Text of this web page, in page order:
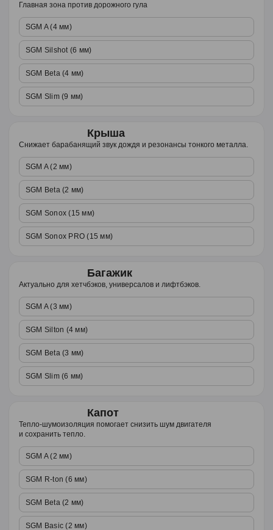
Главная зона против дорожного гула
SGM A (4 мм)
SGM Silshot (6 мм)
SGM Beta (4 мм)
SGM Slim (9 мм)
Крыша
Снижает барабанящий звук дождя и резонансы тонкого металла.
SGM A (2 мм)
SGM Beta (2 мм)
SGM Sonox (15 мм)
SGM Sonox PRO (15 мм)
Багажик
Актуально для хетчбэков, универсалов и лифтбэков.
SGM A (3 мм)
SGM Silton (4 мм)
SGM Beta (3 мм)
SGM Slim (6 мм)
Капот
Тепло-шумоизоляция помогает снизить шум двигателя
и сохранить тепло.
SGM A (2 мм)
SGM R-ton (6 мм)
SGM Beta (2 мм)
SGM Basic (2 мм)